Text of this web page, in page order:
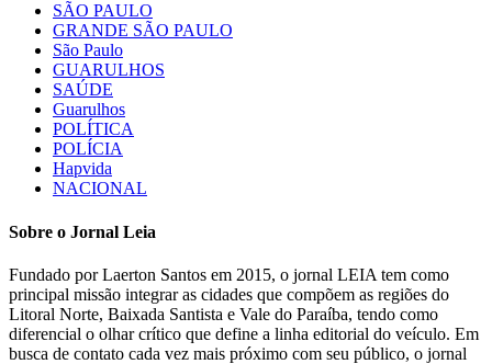
SÃO PAULO
GRANDE SÃO PAULO
São Paulo
GUARULHOS
SAÚDE
Guarulhos
POLÍTICA
POLÍCIA
Hapvida
NACIONAL
Sobre o Jornal Leia
Fundado por Laerton Santos em 2015, o jornal LEIA tem como
principal missão integrar as cidades que compõem as regiões do
Litoral Norte, Baixada Santista e Vale do Paraíba, tendo como
diferencial o olhar crítico que define a linha editorial do veículo. Em
busca de contato cada vez mais próximo com seu público, o jornal